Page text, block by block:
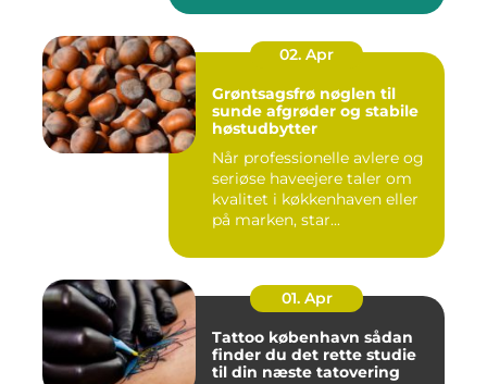
02. Apr
Grøntsagsfrø nøglen til
sunde afgrøder og stabile
høstudbytter
Når professionelle avlere og
seriøse haveejere taler om
kvalitet i køkkenhaven eller
på marken, star...
01. Apr
Tattoo københavn sådan
finder du det rette studie
til din næste tatovering